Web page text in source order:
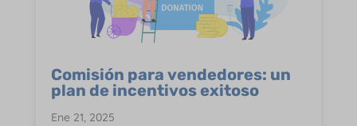
Comisión para vendedores: un
plan de incentivos exitoso
Ene 21, 2025